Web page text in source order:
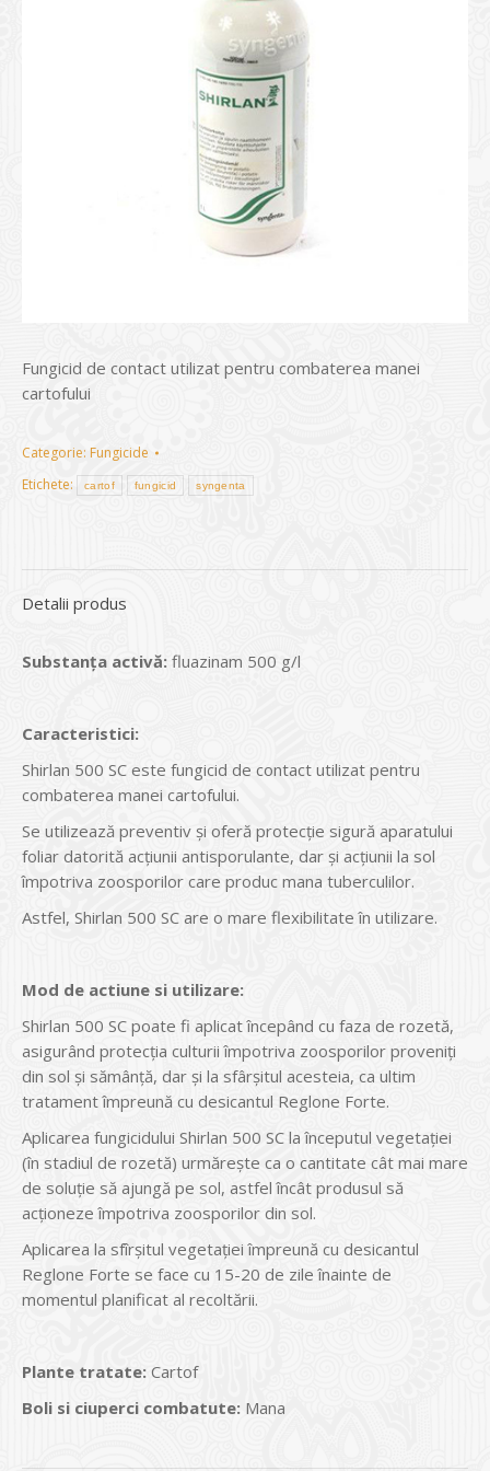
Fungicid de contact utilizat pentru combaterea manei
cartofului
Categorie: Fungicide
Etichete:
cartof fungicid syngenta
Detalii produs
Substanța activă: fluazinam 500 g/l
Caracteristici:
Shirlan 500 SC este fungicid de contact utilizat pentru
combaterea manei cartofului.
Se utilizează preventiv și oferă protecție sigură aparatului
foliar datorită acțiunii antisporulante, dar și acțiunii la sol
împotriva zoosporilor care produc mana tuberculilor.
Astfel, Shirlan 500 SC are o mare flexibilitate în utilizare.
Mod de actiune si utilizare:
Shirlan 500 SC poate fi aplicat începând cu faza de rozetă,
asigurând protecția culturii împotriva zoosporilor proveniți
din sol și sămânță, dar și la sfârșitul acesteia, ca ultim
tratament împreună cu desicantul Reglone Forte.
Aplicarea fungicidului Shirlan 500 SC la începutul vegetației
(în stadiul de rozetă) urmărește ca o cantitate cât mai mare
de soluție să ajungă pe sol, astfel încât produsul să
acționeze împotriva zoosporilor din sol.
Aplicarea la sfîrșitul vegetației împreună cu desicantul
Reglone Forte se face cu 15-20 de zile înainte de
momentul planificat al recoltării.
Plante tratate: Cartof
Boli si ciuperci combatute: Mana